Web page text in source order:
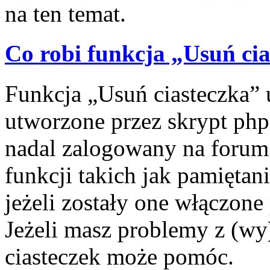
na ten temat.
Co robi funkcja „Usuń
Funkcja „Usuń
utworzone przez skrypt
nadal zalogowany na
funkcji takich jak
jeżeli zostały one
Jeżeli masz problemy z
ciasteczek może pomóc.